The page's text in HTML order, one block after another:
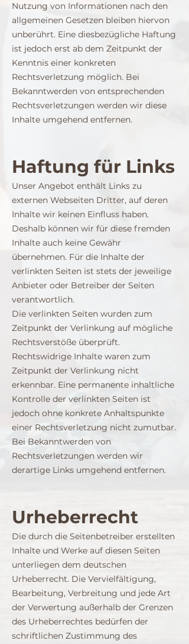
Nutzung von Informationen nach den
allgemeinen Gesetzen bleiben hiervon
unberührt. Eine diesbezügliche Haftung
ist jedoch erst ab dem Zeitpunkt der
Kenntnis einer konkreten
Rechtsverletzung möglich. Bei
Bekanntwerden von entsprechenden
Rechtsverletzungen werden wir diese
Inhalte umgehend entfernen.
Haftung für Links
Unser Angebot enthält Links zu
externen Webseiten Dritter, auf deren
Inhalte wir keinen Einfluss haben.
Deshalb können wir für diese fremden
Inhalte auch keine Gewähr
übernehmen. Für die Inhalte der
verlinkten Seiten ist stets der jeweilige
Anbieter oder Betreiber der Seiten
verantwortlich.
Die verlinkten Seiten wurden zum
Zeitpunkt der Verlinkung auf mögliche
Rechtsverstöße überprüft.
Rechtswidrige Inhalte waren zum
Zeitpunkt der Verlinkung nicht
erkennbar. Eine permanente inhaltliche
Kontrolle der verlinkten Seiten ist
jedoch ohne konkrete Anhaltspunkte
einer Rechtsverletzung nicht zumutbar.
Bei Bekanntwerden von
Rechtsverletzungen werden wir
derartige Links umgehend entfernen.
Urheberrecht
Die durch die Seitenbetreiber erstellten
Inhalte und Werke auf diesen Seiten
unterliegen dem deutschen
Urheberrecht. Die Vervielfältigung,
Bearbeitung, Verbreitung und jede Art
der Verwertung außerhalb der Grenzen
des Urheberrechtes bedürfen der
schriftlichen Zustimmung des